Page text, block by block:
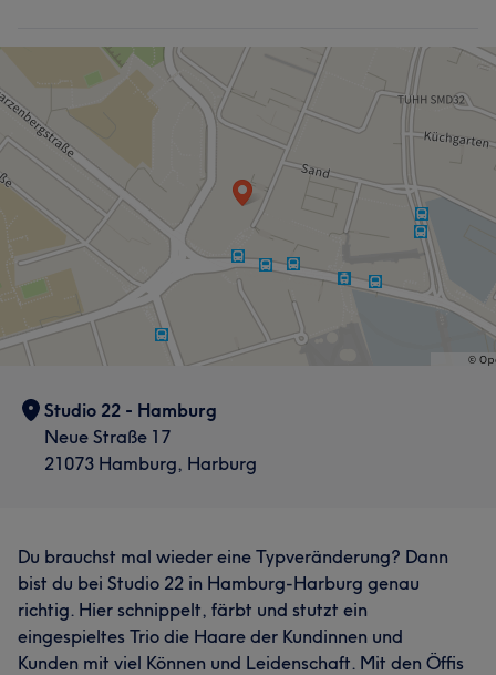
Studio 22 - Hamburg
Neue Straße 17
21073 Hamburg, Harburg
Du brauchst mal wieder eine Typveränderung? Dann
bist du bei Studio 22 in Hamburg-Harburg genau
richtig. Hier schnippelt, färbt und stutzt ein
eingespieltes Trio die Haare der Kundinnen und
Kunden mit viel Können und Leidenschaft. Mit den Öffis